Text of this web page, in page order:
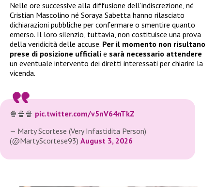
Nelle ore successive alla diffusione dell’indiscrezione, né
Cristian Mascolino né Soraya Sabetta hanno rilasciato
dichiarazioni pubbliche per confermare o smentire quanto
emerso. Il loro silenzio, tuttavia, non costituisce una prova
della veridicità delle accuse. Per il momento non risultano
prese di posizione ufficiali e sarà necessario attendere
un eventuale intervento dei diretti interessati per chiarire la
vicenda.
🍿🍿🍿 pic.twitter.com/v5nV64nTkZ
— Marty Scortese (Very Infastidita Person)
(@MartyScortese93) August 3, 2026